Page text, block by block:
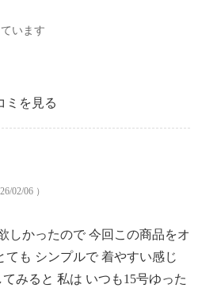
います
ミを見る
02/06 ）
しかったので 今回この商品をオ
ても シンプルで 着やすい感じ
みると 私は いつも15号ゆった